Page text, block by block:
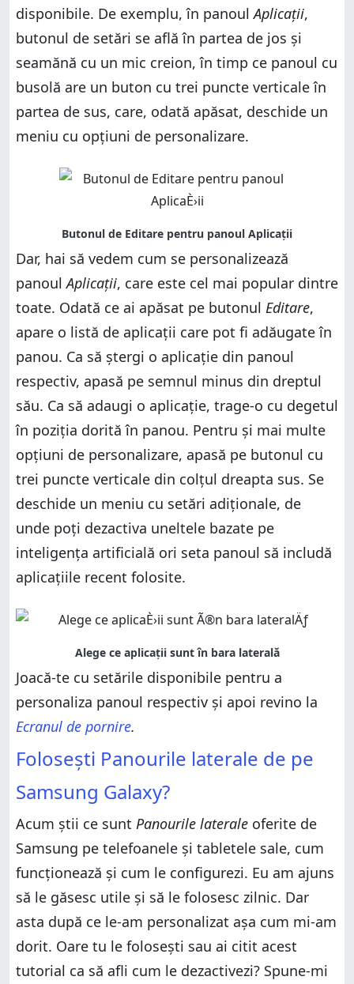
disponibile. De exemplu, în panoulAplicații,
butonul de setări se află în partea de jos și
seamănă cu un mic creion, în timp ce panoul cu
busolă are un buton cu trei puncte verticale în
partea de sus, care, odată apăsat, deschide un
meniu cu opțiuni de personalizare.
Dar, hai să vedem cum se personalizează
panoulAplicații, care este cel mai popular dintre
toate. Odată ce ai apăsat pe butonul Editare,
apare o listă de aplicații care pot fi adăugate în
panou. Ca să ștergi o aplicație din panoul
respectiv, apasă pe semnul minus din dreptul
său. Ca să adaugi o aplicație, trage-o cu degetul
în poziția dorită în panou. Pentru și mai multe
opțiuni de personalizare, apasă pe butonul cu
trei puncte verticale din colțul dreapta sus. Se
deschide un meniu cu setări adiționale, de
unde poți dezactiva uneltele bazate pe
inteligența artificială ori seta panoul să includă
aplicațiile recent folosite.
Joacă-te cu setările disponibile pentru a
personaliza panoul respectiv și apoi revino la
Ecranul de pornire.
Folosești Panourile laterale de pe
Samsung Galaxy?
Acum știi ce sunt Panourile laterale oferite de
Samsung pe telefoanele și tabletele sale, cum
funcționează și cum le configurezi. Eu am ajuns
să le găsesc utile și să le folosesc zilnic. Dar
asta după ce le-am personalizat așa cum mi-am
dorit. Oare tu le folosești sau ai citit acest
tutorial ca să afli cum le dezactivezi? Spune-mi